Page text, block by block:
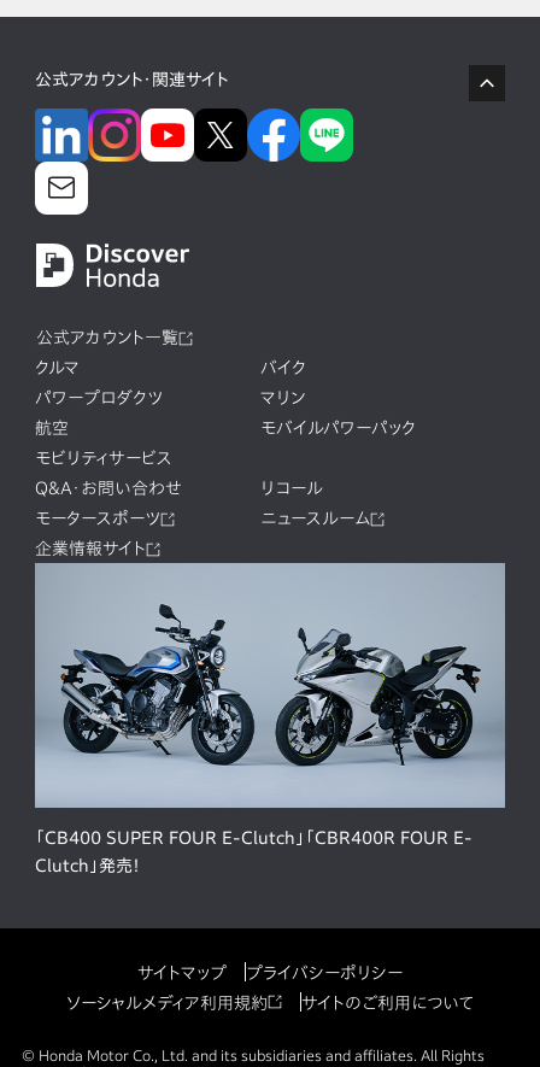
公式アカウント・関連サイト
公式アカウント一覧
クルマ
バイク
パワープロダクツ
マリン
航空
モバイルパワーパック
モビリティサービス
Q&A・お問い合わせ
リコール
モータースポーツ
ニュースルーム
企業情報サイト
「CB400 SUPER FOUR E-Clutch」「CBR400R FOUR E-
Clutch」発売！
サイトマップ
プライバシーポリシー
ソーシャルメディア利用規約
サイトのご利用について
© Honda Motor Co., Ltd. and its subsidiaries and affiliates. All Rights